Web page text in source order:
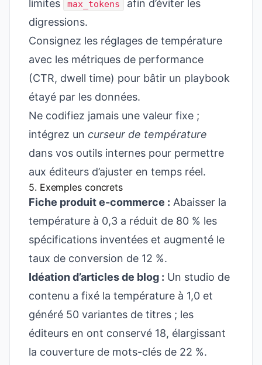
limites max_tokens
afin d’éviter les
digressions.
Consignez les réglages de température
avec les métriques de performance
(CTR, dwell time) pour bâtir un playbook
étayé par les données.
Ne codifiez jamais une valeur fixe ;
intégrez un curseur de température
dans vos outils internes pour permettre
aux éditeurs d’ajuster en temps réel.
5. Exemples concrets
Fiche produit e-commerce : Abaisser la
température à 0,3 a réduit de 80 % les
spécifications inventées et augmenté le
taux de conversion de 12 %.
Idéation d’articles de blog : Un studio de
contenu a fixé la température à 1,0 et
généré 50 variantes de titres ; les
éditeurs en ont conservé 18, élargissant
la couverture de mots-clés de 22 %.